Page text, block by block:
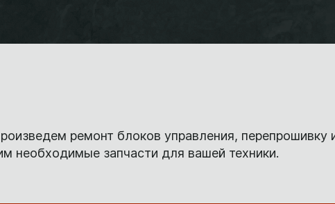
ремонт блоков управления, перепрошивку
необходимые запчасти для вашей техники.